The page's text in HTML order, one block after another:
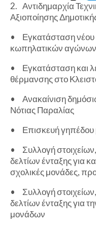
2. Αντιδημαρχία
Αξιοποίησης
•
Εγκατάσταση
κωπηλατικών αγώνων
•
Εγκατάσταση και
θέρμανσης στο
•
Ανακαίνιση
Νότιας Παραλίας
•
Επισκευή
•
Συλλογή
δελτίων ένταξης
σχολικές μονάδες,
•
Συλλογή
δελτίων ένταξης για
μονάδων